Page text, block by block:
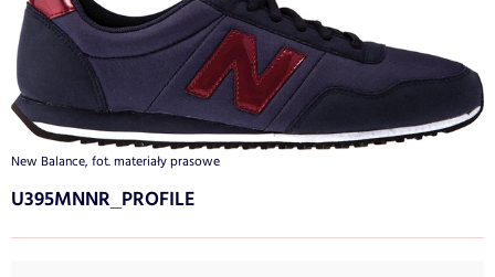
New Balance, fot. materiały prasowe
U395MNNR_PROFILE